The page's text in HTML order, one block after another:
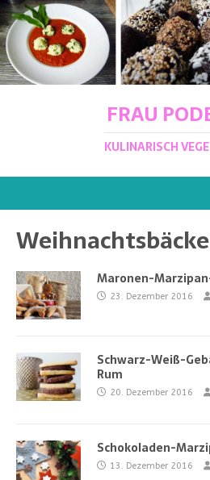
FRAU
KULINARISCH
Maronen-
23. Dezember 2016
Schwarz-Weiß-
Rum
20. Dezember 2016
Schokoladen-
13. Dezember 2016